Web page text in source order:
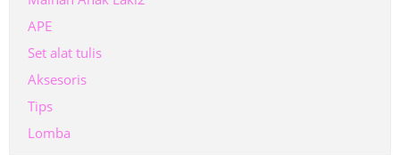
APE
Set alat tulis
Aksesoris
Tips
Lomba